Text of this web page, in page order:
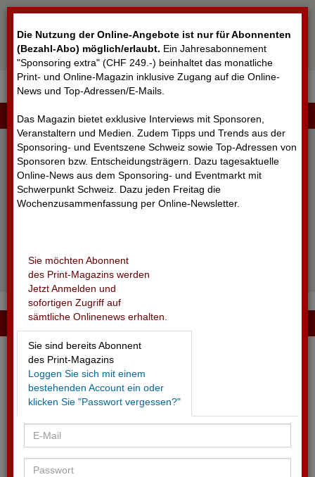
Die Nutzung der Online-Angebote ist nur für Abonnenten
(Bezahl-Abo) möglich/erlaubt. Ein Jahresabonnement
"Sponsoring extra" (CHF 249.-) beinhaltet das monatliche
Print- und Online-Magazin inklusive Zugang auf die Online-
News und Top-Adressen/E-Mails.
Das Magazin bietet exklusive Interviews mit Sponsoren,
Veranstaltern und Medien. Zudem Tipps und Trends aus der
Sponsoring- und Eventszene Schweiz sowie Top-Adressen von
Sponsoren bzw. Entscheidungsträgern. Dazu tagesaktuelle
Online-News aus dem Sponsoring- und Eventmarkt mit
Schwerpunkt Schweiz. Dazu jeden Freitag die
Wochenzusammenfassung per Online-Newsletter.
Sie möchten Abonnent
des Print-Magazins werden
Jetzt Anmelden und
sofortigen Zugriff auf
sämtliche Onlinenews erhalten.
Sie sind bereits Abonnent
des Print-Magazins
Loggen Sie sich mit einem
bestehenden Account ein oder
klicken Sie "Passwort vergessen?"
LOGIN
Passwort vergessen?
Noch nicht registriert?
04.06.2025 - UBS/SFV
Erweitern Fussball-Mädchenförderung
Cookie-Einstellungen